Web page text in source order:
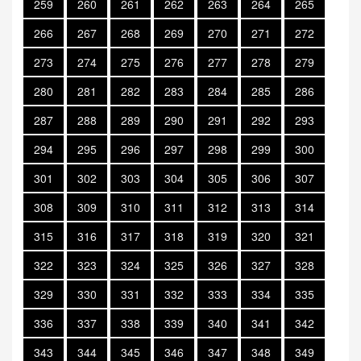
259 260 261 262 263 264
265
266
267 268 269 270 271
272
273
274 275 276 277 278
279
280
281 282 283 284 285
286
287
288 289 290 291 292
293
294
295 296 297 298 299
300
301
302 303 304 305 306
307
308
309 310 311 312 313
314
315
316 317 318 319 320
321
322
323 324 325 326 327
328
329
330 331 332 333 334
335
336
337 338 339 340 341
342
343
344 345 346 347 348 349